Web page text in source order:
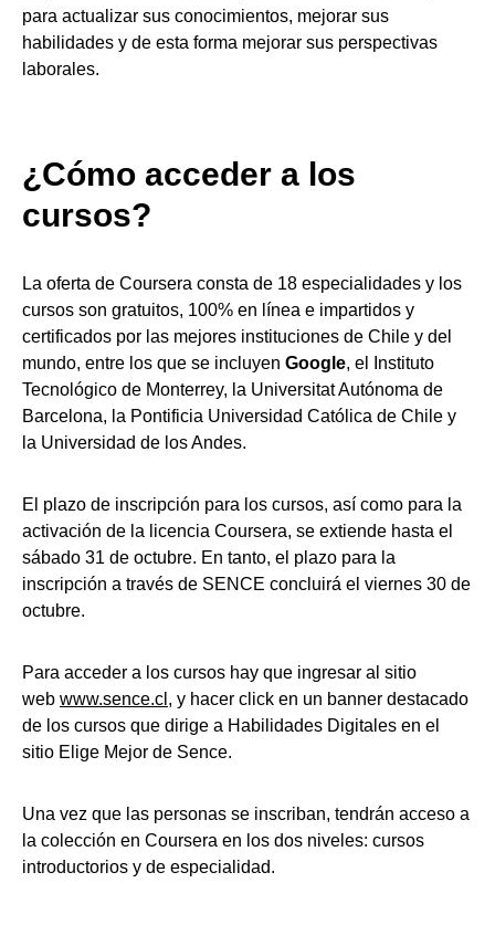
para actualizar sus conocimientos, mejorar sus
habilidades y de esta forma mejorar sus perspectivas
laborales.
¿Cómo acceder a los
cursos?
La oferta de Coursera consta de 18 especialidades y los
cursos son gratuitos, 100% en línea e impartidos y
certificados por las mejores instituciones de Chile y del
mundo, entre los que se incluyen Google, el Instituto
Tecnológico de Monterrey, la Universitat Autónoma de
Barcelona, la Pontificia Universidad Católica de Chile y
la Universidad de los Andes.
El plazo de inscripción para los cursos, así como para la
activación de la licencia Coursera, se extiende hasta el
sábado 31 de octubre. En tanto, el plazo para la
inscripción a través de SENCE concluirá el viernes 30 de
octubre.
Para acceder a los cursos hay que ingresar al sitio
web www.sence.cl , y hacer click en un banner destacado
de los cursos que dirige a Habilidades Digitales en el
sitio Elige Mejor de Sence.
Una vez que las personas se inscriban, tendrán acceso a
la colección en Coursera en los dos niveles: cursos
introductorios y de especialidad.